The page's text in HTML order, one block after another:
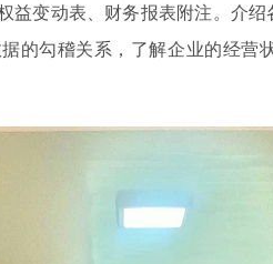
益变动表、财务报表附注。介
的勾稽关系，了解企业的经营